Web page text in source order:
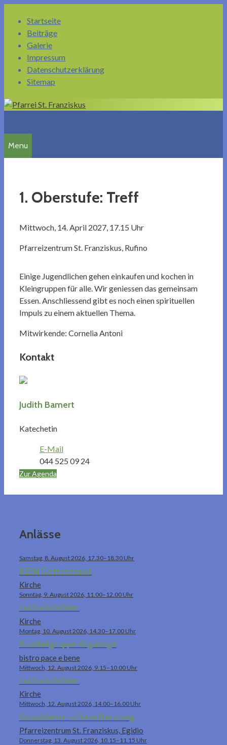
Inhalt
Startseite
Beiträge
Galerie
Impressum
Datenschutzerklärung
Sitemap
Menu
1. Oberstufe: Treff
Mittwoch, 14. April 2027, 17.15 Uhr
Pfarreizentrum St. Franziskus, Rufino
Einige Jugendlichen gehen einkaufen und kochen in
Kleingruppen für alle. Wir geniessen das gemeinsam
Essen. Anschliessend gibt es noch einen spirituellen
Impuls zu einem aktuellen Thema.
Mitwirkende: Cornelia Antoni
Kontakt
Judith Bamert
Katechetin
E-Mail
044 525 09 24
Zur Agenda
Anlässe
Samstag, 8. August 2026, 17.30–18.30 Uhr
KEIN Gottesdienst
Kirche
Sonntag, 9. August 2026, 11.00–12.00 Uhr
Eucharistiefeier
Kirche
Montag, 10. August 2026, 14.30–17.00 Uhr
Krabbelgruppe Rägäboge
bistro pace e bene
Mittwoch, 12. August 2026, 9.15–10.00 Uhr
Eucharistiefeier
Kirche
Mittwoch, 12. August 2026, 14.00–16.00 Uhr
Sozialdienst - offene Beratung
Pfarreizentrum St. Franziskus, Egidio
Donnerstag, 13. August 2026, 10.15–11.15 Uhr